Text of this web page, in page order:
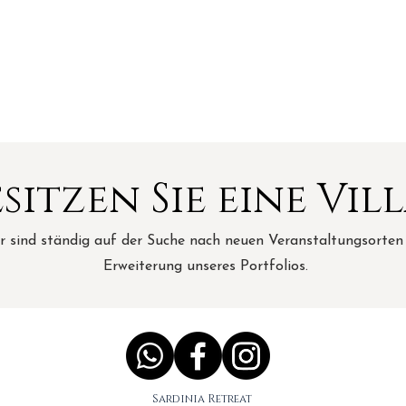
Sie eine
sind ständig auf der Suche nach neuen
Erweiterung unseres Portfolios.
Sardinia Retreat